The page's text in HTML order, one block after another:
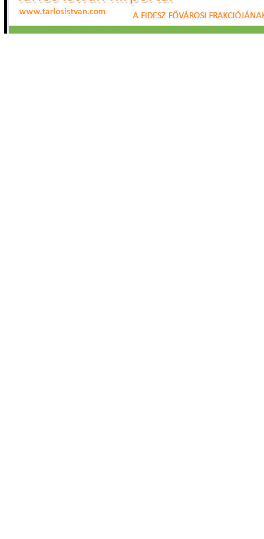
Tarlós István korábban két nyílt levelet is írt, amelyre most válaszként
érkezett a városvezetőnek a BÖSZ-től. A meghívó szerint az egyeztetés témája